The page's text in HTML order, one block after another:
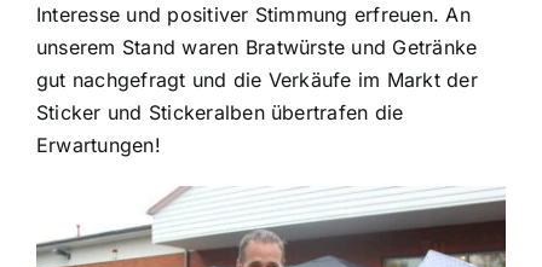
Interesse und positiver Stimmung erfreuen. An
unserem Stand waren Bratwürste und Getränke
gut nachgefragt und die Verkäufe im Markt der
Sticker und Stickeralben übertrafen die
Erwartungen!